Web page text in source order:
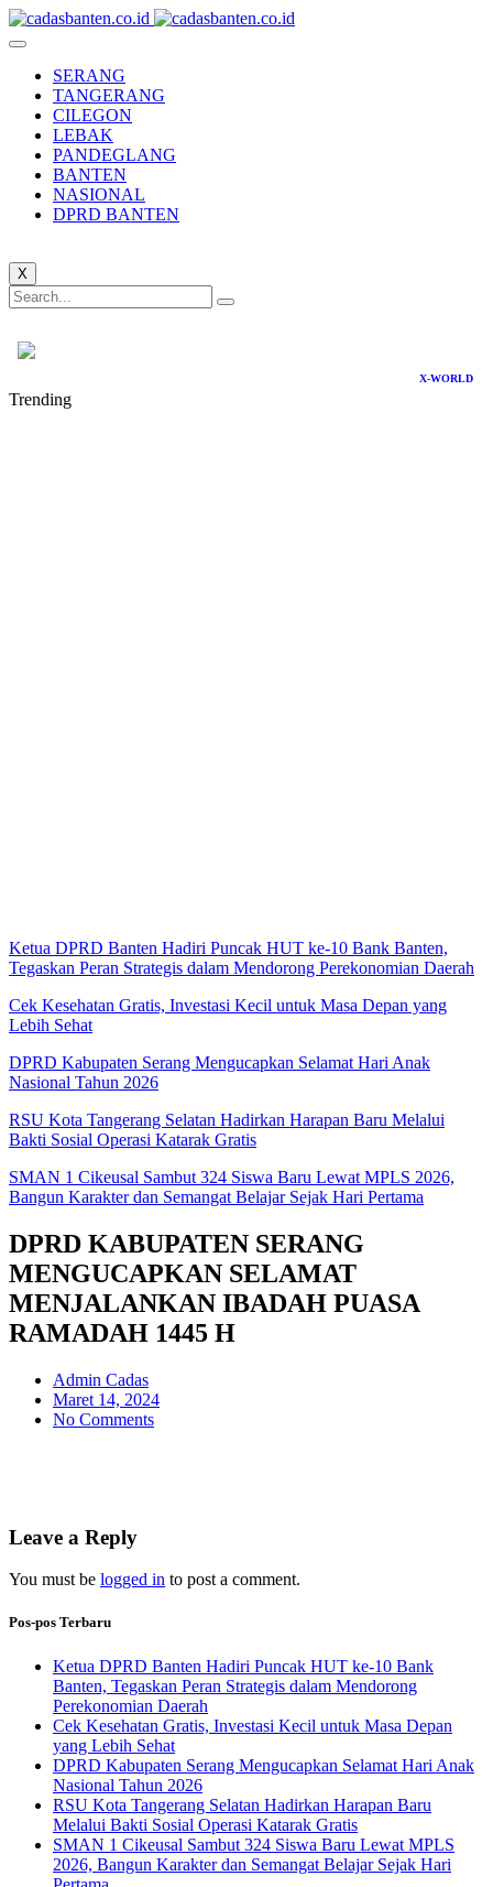
SERANG
TANGERANG
CILEGON
LEBAK
PANDEGLANG
BANTEN
NASIONAL
DPRD BANTEN
X
X-WORLD
Trending
Ketua DPRD Banten Hadiri Puncak HUT ke-10 Bank Banten,
Tegaskan Peran Strategis dalam Mendorong Perekonomian Daerah
Cek Kesehatan Gratis, Investasi Kecil untuk Masa Depan yang
Lebih Sehat
DPRD Kabupaten Serang Mengucapkan Selamat Hari Anak
Nasional Tahun 2026
RSU Kota Tangerang Selatan Hadirkan Harapan Baru Melalui
Bakti Sosial Operasi Katarak Gratis
SMAN 1 Cikeusal Sambut 324 Siswa Baru Lewat MPLS 2026,
Bangun Karakter dan Semangat Belajar Sejak Hari Pertama
DPRD KABUPATEN SERANG
MENGUCAPKAN SELAMAT
MENJALANKAN IBADAH PUASA
RAMADAH 1445 H
Admin Cadas
Maret 14, 2024
No Comments
Leave a Reply
You must be logged in to post a comment.
Pos-pos Terbaru
Ketua DPRD Banten Hadiri Puncak HUT ke-10 Bank
Banten, Tegaskan Peran Strategis dalam Mendorong
Perekonomian Daerah
Cek Kesehatan Gratis, Investasi Kecil untuk Masa Depan
yang Lebih Sehat
DPRD Kabupaten Serang Mengucapkan Selamat Hari Anak
Nasional Tahun 2026
RSU Kota Tangerang Selatan Hadirkan Harapan Baru
Melalui Bakti Sosial Operasi Katarak Gratis
SMAN 1 Cikeusal Sambut 324 Siswa Baru Lewat MPLS
2026, Bangun Karakter dan Semangat Belajar Sejak Hari